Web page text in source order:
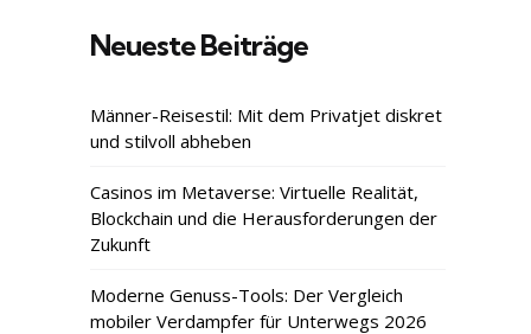
Neueste Beiträge
Männer-Reisestil: Mit dem Privatjet diskret
und stilvoll abheben
Casinos im Metaverse: Virtuelle Realität,
Blockchain und die Herausforderungen der
Zukunft
Moderne Genuss-Tools: Der Vergleich
mobiler Verdampfer für Unterwegs 2026